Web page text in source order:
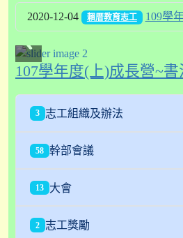
2020-12-04 賴厝教育志工 109學
107學年度(上)成長營~
3 志工組織及辦法
58 幹部會議
13 大會
2 志工獎勵